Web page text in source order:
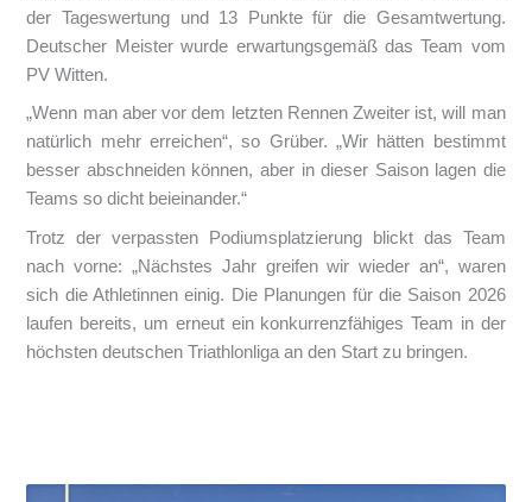
der Tageswertung und 13 Punkte für die Gesamtwertung.
Deutscher Meister wurde erwartungsgemäß das Team vom
PV Witten.
„Wenn man aber vor dem letzten Rennen Zweiter ist, will man
natürlich mehr erreichen“, so Grüber. „Wir hätten bestimmt
besser abschneiden können, aber in dieser Saison lagen die
Teams so dicht beieinander.“
Trotz der verpassten Podiumsplatzierung blickt das Team
nach vorne: „Nächstes Jahr greifen wir wieder an“, waren
sich die Athletinnen einig. Die Planungen für die Saison 2026
laufen bereits, um erneut ein konkurrenzfähiges Team in der
höchsten deutschen Triathlonliga an den Start zu bringen.